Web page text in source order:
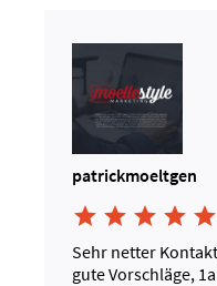
patrickmoeltgen
    
Sehr netter
gute Vorschläge,